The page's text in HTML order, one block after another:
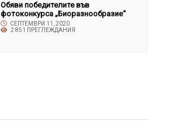
Обяви победителите във
фотоконкурса „Биоразнообразие“
СЕПТЕМВРИ 11, 2020
2 851 ПРЕГЛЕЖДАНИЯ